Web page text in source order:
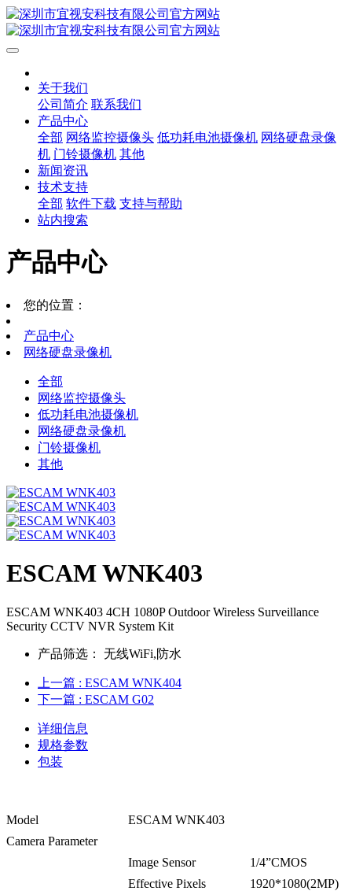
关于我们
公司简介 联系我们
产品中心
全部 网络监控摄像头 低功耗电池摄像机 网络硬盘录像
机 门铃摄像机 其他
新闻资讯
技术支持
全部 软件下载 支持与帮助
站内搜索
产品中心
您的位置：
产品中心
网络硬盘录像机
全部
网络监控摄像头
低功耗电池摄像机
网络硬盘录像机
门铃摄像机
其他
ESCAM WNK403
ESCAM WNK403 4CH 1080P Outdoor Wireless Surveillance
Security CCTV NVR System Kit
产品筛选： 无线WiFi,防水
上一篇 : ESCAM WNK404
下一篇 : ESCAM G02
详细信息
规格参数
包装
Model
ESCAM WNK403
Camera Parameter
Image Sensor
1/4”CMOS
Effective Pixels
1920*1080(2MP)